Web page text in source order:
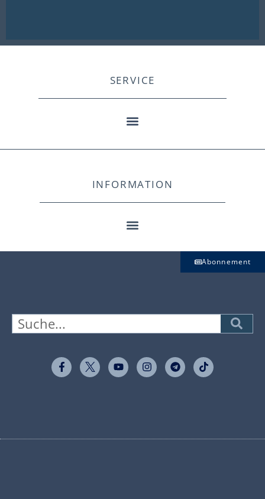
SERVICE
INFORMATION
Abonnement